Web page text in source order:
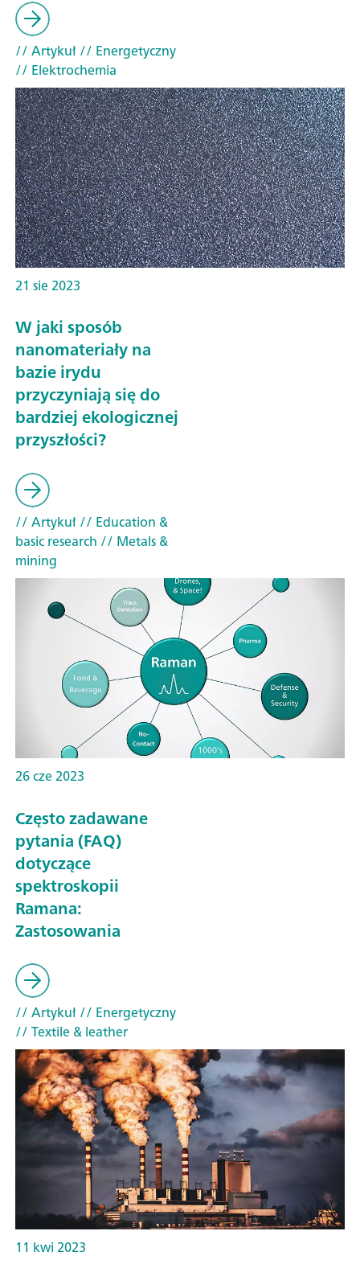
// Artykuł// Energetyczny
// Elektrochemia
21 sie 2023
W jaki sposób
nanomateriały na
bazie irydu
przyczyniają się do
bardziej ekologicznej
przyszłości?
// Artykuł// Education &
basic research // Metals &
mining
26 cze 2023
Często zadawane
pytania (FAQ)
dotyczące
spektroskopii
Ramana:
Zastosowania
// Artykuł// Energetyczny
// Textile & leather
11 kwi 2023